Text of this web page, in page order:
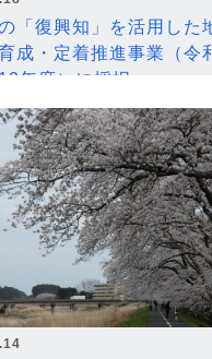
「復興知」を活用した
成・定着推進事業（令
年度）に採択